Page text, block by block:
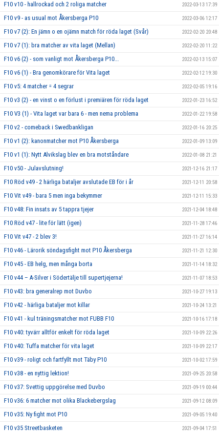
F10 v10 - hallrockad och 2 roliga matcher 2022-03-13 17:39
F10 v9 - as usual mot Åkersberga P10 2022-03-06 12:17
F10 v7 (2): En jämn o en ojämn match för röda laget (Svår) 2022-02-20 20:48
F10 v7 (1): bra matcher av vita laget (Mellan) 2022-02-20 11:22
F10 v6 (2) - som vanligt mot Åkersberga P10... 2022-02-13 15:07
F10 v6 (1) - Bra genomkörare för Vita laget 2022-02-12 19:30
F10 v5: 4 matcher = 4 segrar 2022-02-05 19:16
F10 v3 (2) - en vinst o en förlust i premiären för röda laget 2022-01-23 16:52
F10 V3 (1) - Vita laget var bara 6 - men nema problema 2022-01-22 19:58
F10 v2 - comeback i Swedbankligan 2022-01-16 20:25
F10 v1 (2): kanonmatcher mot P10 Åkersberga 2022-01-09 13:09
F10 v1 (1): Nytt Alvikslag blev en bra motståndare 2022-01-08 21:21
F10 v50 - Julavslutning! 2021-12-16 21:17
F10 Röd v49 - 2 härliga bataljer avslutade EB för i år 2021-12-11 20:58
F10 Vit v49 - bara 5 men inga bekymmer 2021-12-11 15:33
F10 v48: Fin insats av 5 tappra tjejer 2021-12-04 18:48
F10 Röd v47 - lite för lätt (igen) 2021-11-28 17:46
F10 Vit v47 - 2 blev 3! 2021-11-27 16:14
F10 v46 - Lärorik söndagsfight mot P10 Åkersberga 2021-11-21 12:30
F10 v45 - EB helg, men många borta 2021-11-14 18:32
F10 v44 – A-Silver i Södertälje till supertjejerna! 2021-11-07 18:53
F10 v43: bra generalrep mot Duvbo 2021-10-27 19:13
F10 v42 - härliga bataljer mot killar 2021-10-24 13:21
F10 v41 - kul träningsmatcher mot FUBB F10 2021-10-16 17:18
F10 v40: tyvärr alltför enkelt för röda laget 2021-10-09 22:26
F10 v40: Tuffa matcher för vita laget 2021-10-09 22:17
F10 v39 - roligt och fartfyllt mot Täby P10 2021-10-02 17:59
F10 v38 - en nyttig lektion! 2021-09-25 20:58
F10 v37: Svettig uppgörelse med Duvbo 2021-09-19 00:44
F10 v36: 6 matcher mot olika Blackebergslag 2021-09-12 08:09
F10 v35: Ny fight mot P10 2021-09-05 19:40
F10 v35 Streetbasketen 2021-09-04 17:51